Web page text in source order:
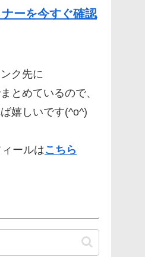
ーを今すぐ確認
ク先に
とめているので、
嬉しいです(^o^)
ールはこちら